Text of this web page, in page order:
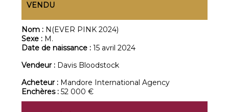
VENDU
Nom : N(EVER PINK 2024)
Sexe : M.
Date de naissance :15 avril 2024
Vendeur : Davis Bloodstock
Acheteur : Mandore International Agency
Enchères :52 000 €